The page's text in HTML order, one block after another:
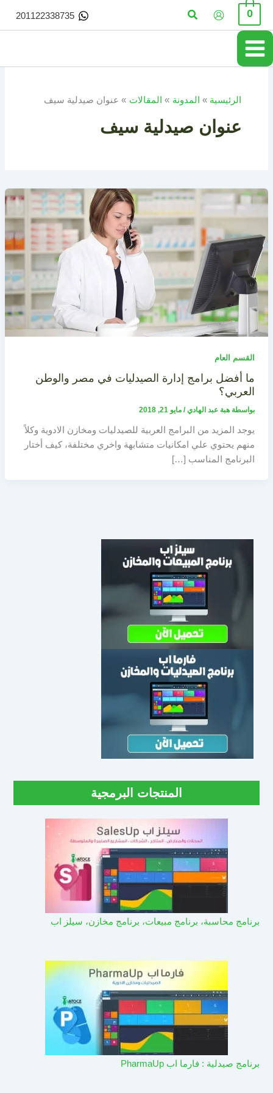
تخطي
المحتوى
0 البحث 201122338735
الرئيسية المدونة المقالات عنوان صيدلية سيف
عنوان صيدلية سيف
القسم العام
ما أفضل برامج إدارة الصيدليات في مصر والوطن
العربي؟
بواسطة هبة عبد الهادي/ مايو 21, 2018
يوجد المزيد من البرامج العربية للصيدليات ومخازن الادوية وكلاً
منهم يحتوي علي امكانيات متشابهة واخري مختلفة، كيف أختار
البرنامج المناسب […]
المنتجات البرمجية
برنامج محاسبة، برنامج مبيعات، برنامج مخازن، سيلز اب
برنامج صيدلية : فارما اب PharmaUp​